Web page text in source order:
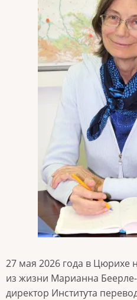
27 мая 2026 года в Цюрихе
из жизни Марианна
директор Института